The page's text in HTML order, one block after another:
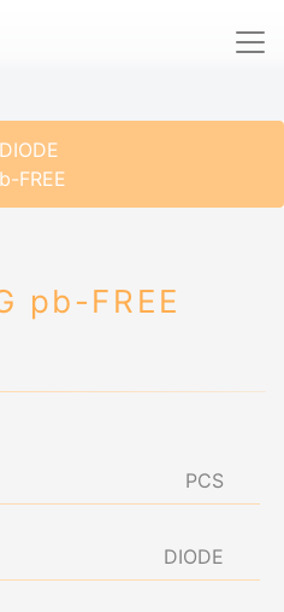
DIODE
FREE
pb-FREE
PCS
DIODE